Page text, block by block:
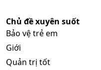
Chủ đề xuyên suốt
Bảo vệ trẻ em
Giới
Quản trị tốt